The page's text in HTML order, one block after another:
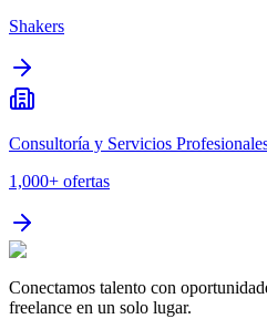
Shakers
Consultoría y Servicios
1,000+ ofertas
Conectamos talento con
freelance en un solo lugar.